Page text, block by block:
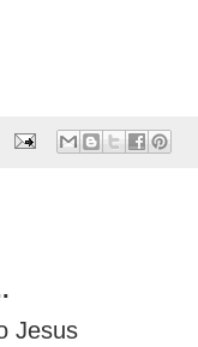
Jesus